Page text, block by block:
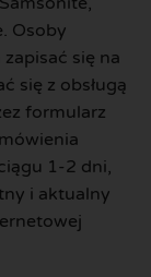
Osoby
się na
się z obsługą
formularz
1-2 dni,
i aktualny